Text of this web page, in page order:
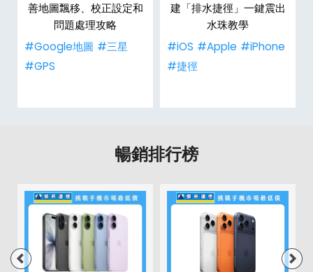
善地圖飄移、校正設定和
問題處理攻略
#Google地圖 #三星
#GPS
建「排水捷徑」一鍵震出
水珠教學
#iOS #Apple #iPhone
#捷徑
暢銷排行榜